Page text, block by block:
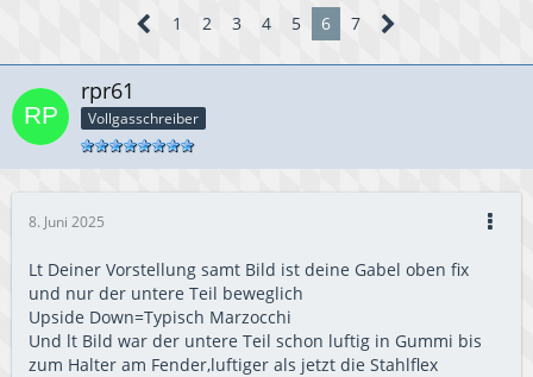
1 2 3 4 5 6 7
rpr61
Vollgasschreiber
8. Juni 2025
Lt Deiner Vorstellung samt Bild ist deine Gabel oben fix
und nur der untere Teil beweglich
Upside Down=Typisch Marzocchi
Und lt Bild war der untere Teil schon luftig in Gummi bis
zum Halter am Fender,luftiger als jetzt die Stahlflex